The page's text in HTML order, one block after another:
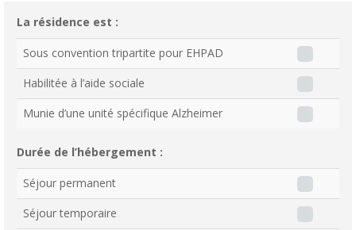
La résidence est :
Sous convention tripartite pour EHPAD
Habilitée à l’aide sociale
Munie d’une unité spécifique Alzheimer
Durée de l’hébergement :
Séjour permanent
Séjour temporaire